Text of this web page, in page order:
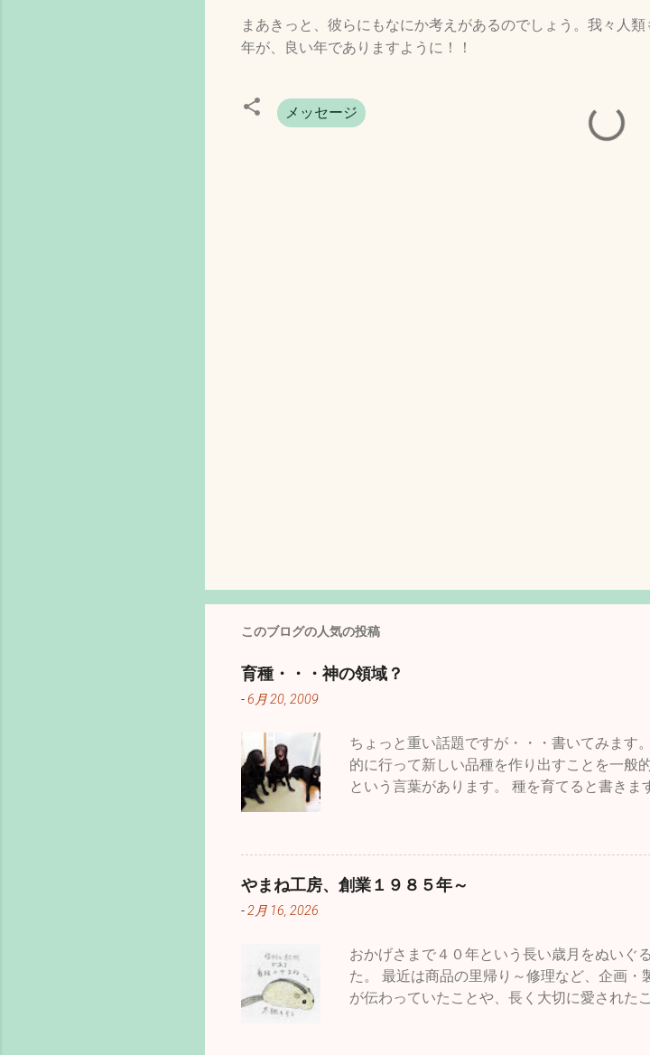
まあきっと、彼らにもなにか考えがあるのでしょう。我々人
年が、良い年でありますように！！
メッセージ
このブログの人気の投稿
育種・・・神の領域？
-6月 20, 2009
ちょっと重い話題ですが・・・書いてみます
的に行って新しい品種を作り出すことを一般
という言葉があります。 種を育てると書きま
病気に強いものを作ったり、収穫期を早め
いうことで品種改良とも言うわけです。 も
マイナスの方向にたいしての育種というのは
けでなく花で言えばいろいろな色のものを作
かたちで一緒に過ごした歴史の長いいきもの
わり頃のことです。新聞の番組表の中に「世
した。内容が犬の遺伝病に関するものだった
テッド・レトリバーの「デイジー」とその
やまね工房、創業１９８５年～
-2月 16, 2026
おかげさまで４０年という長い歳月をぬいぐ
た。 最近は商品の里帰り～修理など、企画
が伝わっていたことや、長く大切に愛された
ても意味のあることでした。 まだ、少しだ